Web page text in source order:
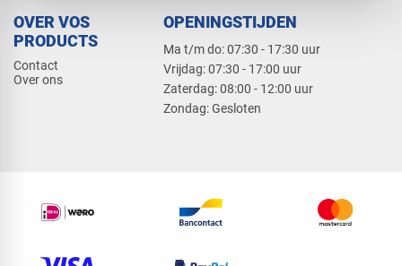
OVER VOS
PRODUCTS
Contact
Over ons
OPENINGSTIJDEN
Ma t/m do: 07:30 - 17:30 uur
​Vrijdag: 07:30 - 17:00 uur
​Zaterdag: 08:00 - 12:00 uur
​Zondag: Gesloten